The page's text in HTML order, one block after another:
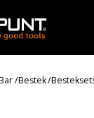
/Bestek/